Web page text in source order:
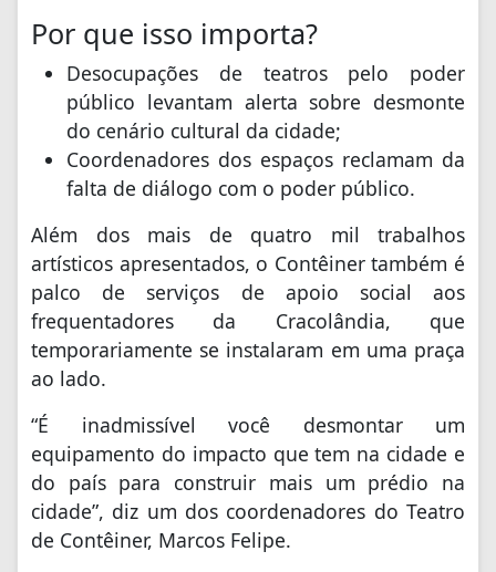
Por que isso importa?
Desocupações de teatros pelo poder
público levantam alerta sobre desmonte
do cenário cultural da cidade;
Coordenadores dos espaços reclamam da
falta de diálogo com o poder público.
Além dos mais de quatro mil trabalhos
artísticos apresentados, o Contêiner também é
palco de serviços de apoio social aos
frequentadores da Cracolândia, que
temporariamente se instalaram em uma praça
ao lado.
“É inadmissível você desmontar um
equipamento do impacto que tem na cidade e
do país para construir mais um prédio na
cidade”, diz um dos coordenadores do Teatro
de Contêiner, Marcos Felipe.